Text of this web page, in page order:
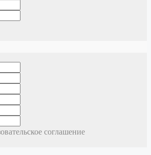
соглашение